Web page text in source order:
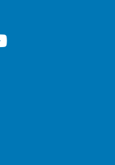
youtube